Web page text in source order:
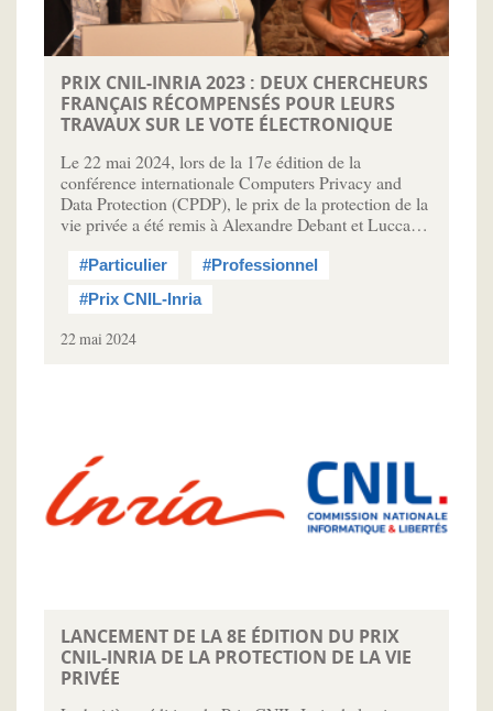
PRIX CNIL-INRIA 2023 : DEUX CHERCHEURS
FRANÇAIS RÉCOMPENSÉS POUR LEURS
TRAVAUX SUR LE VOTE ÉLECTRONIQUE
Le 22 mai 2024, lors de la 17e édition de la
conférence internationale Computers Privacy and
Data Protection (CPDP), le prix de la protection de la
vie privée a été remis à Alexandre Debant et Lucca…
#Particulier
#Professionnel
#Prix CNIL-Inria
22 mai 2024
LANCEMENT DE LA 8E ÉDITION DU PRIX
CNIL-INRIA DE LA PROTECTION DE LA VIE
PRIVÉE